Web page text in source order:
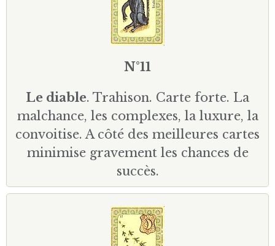
N°11
Le diable. Trahison. Carte forte. La
malchance, les complexes, la luxure, la
convoitise. A côté des meilleures cartes
minimise gravement les chances de
succès.